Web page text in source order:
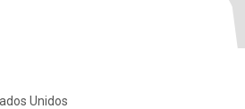
Unidos